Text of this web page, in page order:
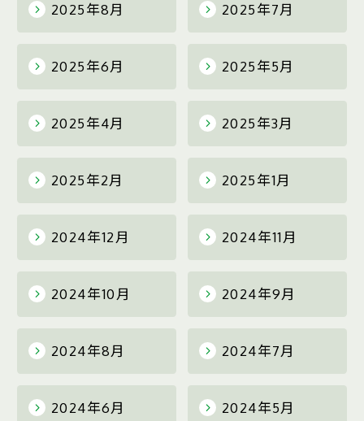
2025年8月 2025年7月
2025年6月 2025年5月
2025年4月 2025年3月
2025年2月 2025年1月
2024年12月 2024年11月
2024年10月 2024年9月
2024年8月 2024年7月
2024年6月 2024年5月